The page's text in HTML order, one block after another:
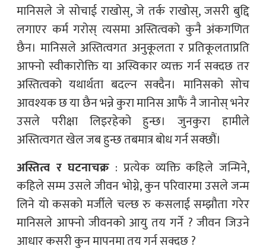
मानिसले जे सोचाई राखोस्, जे तर्क राखोस्, जसरी बुद्दि
लगाएर कर्म गरोस् त्यसमा अस्तित्वको कुनै अंकगणित
छैन। मानिसले अस्तित्वगत अनुकूलता र प्रतिकूलताप्रति
आफ्नो स्वीकारोक्ति या अस्विकार व्यक्त गर्न सक्दछ तर
अस्तित्वको यथार्थता बदल्न सक्दैन। मानिसको सोच
आवश्यक छ या छैन भन्ने कुरा मानिस आफैं नै जानोस् भनेर
उसले परीक्षा लिइरहेको हुन्छ। जुनकुरा हामीले
अस्तित्वगत खेल जब हुन्छ तबमात्र बोध गर्न सक्छौं।
अस्तित्व र घटनाचक्र : प्रत्येक व्यक्ति कहिले जन्मिने,
कहिले सम्म उसले जीवन भोग्ने, कुन परिवारमा उसले जन्म
लिने यो कसको मर्जीले चल्छ रु कसलाई सम्झौता गरेर
मानिसले आफ्नो जीवनको आयु तय गर्ने ? जीवन जिउने
आधार कसरी कुन मापनमा तय गर्न सक्दछ ?